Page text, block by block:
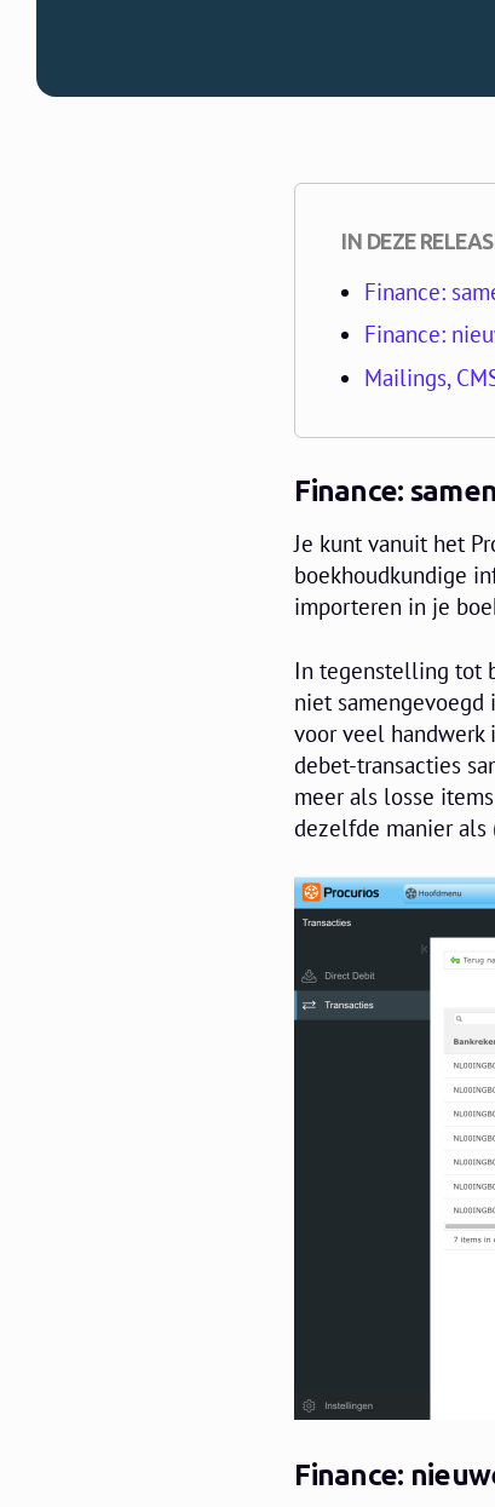
IN DEZE
Finance:
Finance:
Mailings,
Finance:
Je kunt vanuit het
boekhoudkundige
importeren in je
In tegenstelling tot
niet
voor veel handwerk
debet-transacties
meer als losse
dezelfde manier als
Finance: